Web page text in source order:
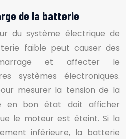
de la batterie
du système électrique de
faible peut causer des
et affecter le
systèmes électroniques.
mesurer la tension de la
en bon état doit afficher
le moteur est éteint. Si la
inférieure, la batterie